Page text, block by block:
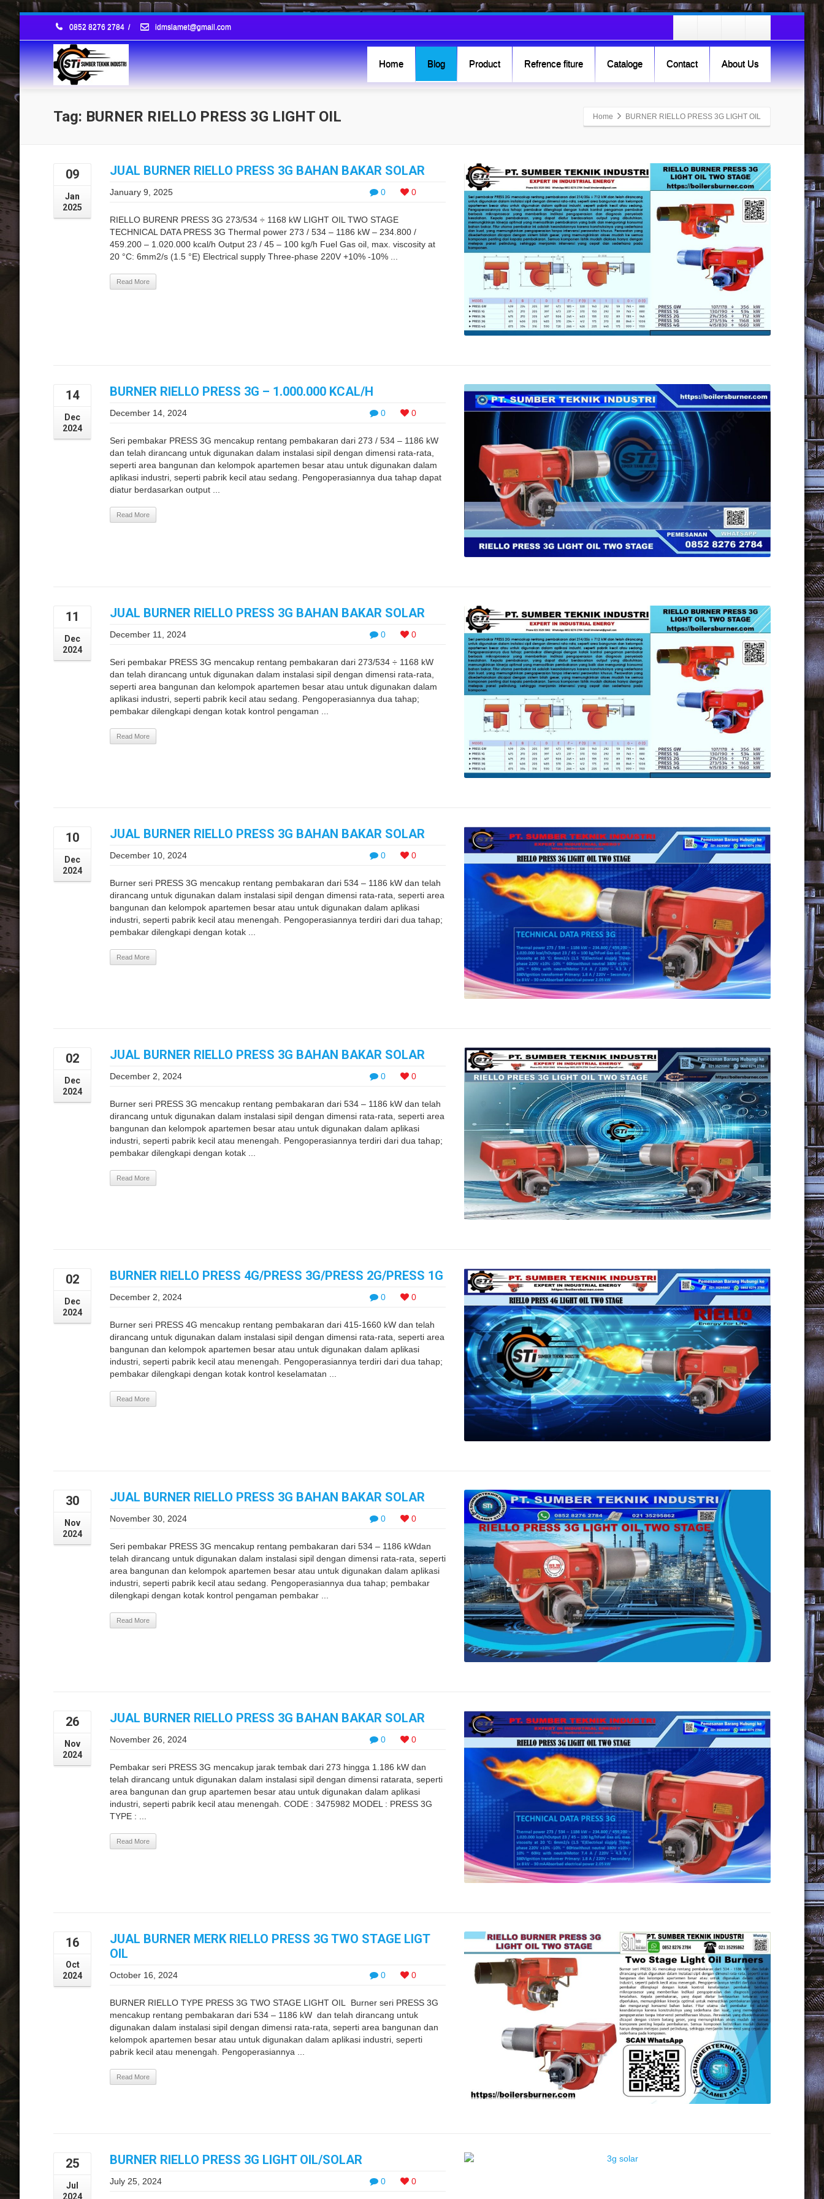
0852 8276 2784 / idmslamet@gmail.com
Home Blog Product Refrence fiture Cataloge Contact About Us
Tag: BURNER RIELLO PRESS 3G LIGHT OIL Home BURNER RIELLO PRESS 3G LIGHT OIL
09
Jan
2025
JUAL BURNER RIELLO PRESS 3G BAHAN BAKAR SOLAR
0 0
January 9, 2025
RIELLO BURENR PRESS 3G 273/534 ÷ 1168 kW LIGHT OIL TWO STAGE
TECHNICAL DATA PRESS 3G Thermal power 273 / 534 – 1186 kW – 234.800 /
459.200 – 1.020.000 kcal/h Output 23 / 45 – 100 kg/h Fuel Gas oil, max. viscosity at
20 °C: 6mm2/s (1.5 °E) Electrical supply Three-phase 220V +10% -10% ...
Read More
14
Dec
2024
BURNER RIELLO PRESS 3G – 1.000.000 KCAL/H
0 0
December 14, 2024
Seri pembakar PRESS 3G mencakup rentang pembakaran dari 273 / 534 – 1186 kW
dan telah dirancang untuk digunakan dalam instalasi sipil dengan dimensi rata-rata,
seperti area bangunan dan kelompok apartemen besar atau untuk digunakan dalam
aplikasi industri, seperti pabrik kecil atau sedang. Pengoperasiannya dua tahap dapat
diatur berdasarkan output ...
Read More
11
Dec
2024
JUAL BURNER RIELLO PRESS 3G BAHAN BAKAR SOLAR
0 0
December 11, 2024
Seri pembakar PRESS 3G mencakup rentang pembakaran dari 273/534 ÷ 1168 kW
dan telah dirancang untuk digunakan dalam instalasi sipil dengan dimensi rata-rata,
seperti area bangunan dan kelompok apartemen besar atau untuk digunakan dalam
aplikasi industri, seperti pabrik kecil atau sedang. Pengoperasiannya dua tahap;
pembakar dilengkapi dengan kotak kontrol pengaman ...
Read More
10
Dec
2024
JUAL BURNER RIELLO PRESS 3G BAHAN BAKAR SOLAR
0 0
December 10, 2024
Burner seri PRESS 3G mencakup rentang pembakaran dari 534 – 1186 kW dan telah
dirancang untuk digunakan dalam instalasi sipil dengan dimensi rata-rata, seperti area
bangunan dan kelompok apartemen besar atau untuk digunakan dalam aplikasi
industri, seperti pabrik kecil atau menengah. Pengoperasiannya terdiri dari dua tahap;
pembakar dilengkapi dengan kotak ...
Read More
02
Dec
2024
JUAL BURNER RIELLO PRESS 3G BAHAN BAKAR SOLAR
0 0
December 2, 2024
Burner seri PRESS 3G mencakup rentang pembakaran dari 534 – 1186 kW dan telah
dirancang untuk digunakan dalam instalasi sipil dengan dimensi rata-rata, seperti area
bangunan dan kelompok apartemen besar atau untuk digunakan dalam aplikasi
industri, seperti pabrik kecil atau menengah. Pengoperasiannya terdiri dari dua tahap;
pembakar dilengkapi dengan kotak ...
Read More
02
Dec
2024
BURNER RIELLO PRESS 4G/PRESS 3G/PRESS 2G/PRESS 1G
0 0
December 2, 2024
Burner seri PRESS 4G mencakup rentang pembakaran dari 415-1660 kW dan telah
dirancang untuk digunakan dalam instalasi sipil dengan dimensi rata-rata, seperti area
bangunan dan kelompok apartemen besar atau untuk digunakan dalam aplikasi
industri, seperti pabrik kecil atau menengah. Pengoperasiannya terdiri dari dua tahap;
pembakar dilengkapi dengan kotak kontrol keselamatan ...
Read More
30
Nov
2024
JUAL BURNER RIELLO PRESS 3G BAHAN BAKAR SOLAR
0 0
November 30, 2024
Seri pembakar PRESS 3G mencakup rentang pembakaran dari 534 – 1186 kWdan
telah dirancang untuk digunakan dalam instalasi sipil dengan dimensi rata-rata, seperti
area bangunan dan kelompok apartemen besar atau untuk digunakan dalam aplikasi
industri, seperti pabrik kecil atau sedang. Pengoperasiannya dua tahap; pembakar
dilengkapi dengan kotak kontrol pengaman pembakar ...
Read More
26
Nov
2024
JUAL BURNER RIELLO PRESS 3G BAHAN BAKAR SOLAR
0 0
November 26, 2024
Pembakar seri PRESS 3G mencakup jarak tembak dari 273 hingga 1.186 kW dan
telah dirancang untuk digunakan dalam instalasi sipil dengan dimensi ratarata, seperti
area bangunan dan grup apartemen besar atau untuk digunakan dalam aplikasi
industri, seperti pabrik kecil atau menengah. CODE : 3475982 MODEL : PRESS 3G
TYPE : ...
Read More
16
Oct
2024
JUAL BURNER MERK RIELLO PRESS 3G TWO STAGE LIGT
OIL
0 0
October 16, 2024
BURNER RIELLO TYPE PRESS 3G TWO STAGE LIGHT OIL Burner seri PRESS 3G
mencakup rentang pembakaran dari 534 – 1186 kW dan telah dirancang untuk
digunakan dalam instalasi sipil dengan dimensi rata-rata, seperti area bangunan dan
kelompok apartemen besar atau untuk digunakan dalam aplikasi industri, seperti
pabrik kecil atau menengah. Pengoperasiannya ...
Read More
25
Jul
2024
BURNER RIELLO PRESS 3G LIGHT OIL/SOLAR
0 0
July 25, 2024